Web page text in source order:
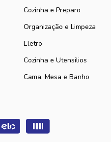
Cozinha e Preparo
Organização e Limpeza
Eletro
Cozinha e Utensilios
Cama, Mesa e Banho